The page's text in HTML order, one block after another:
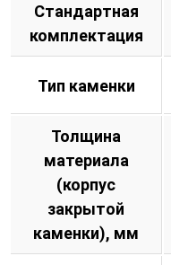
Стандартная
комплектация
Тип каменки
Толщина
материала
(корпус
закрытой
каменки), мм